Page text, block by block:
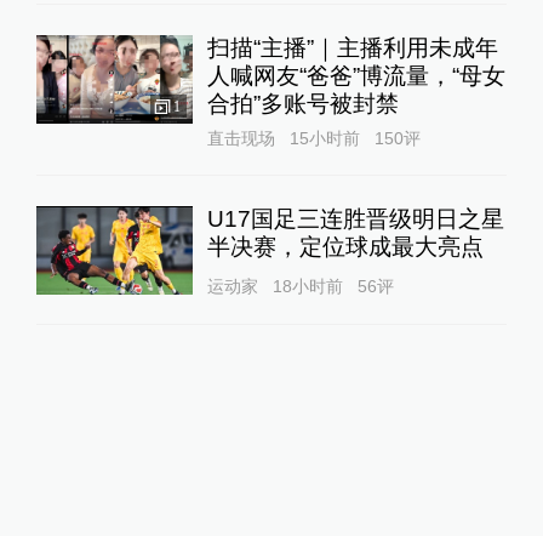
1
扫描“主播”｜主播利用未成年
人喊网友“爸爸”博流量，“母女
合拍”多账号被封禁
直击现场 15小时前 150评
U17国足三连胜晋级明日之星
半决赛，定位球成最大亮点
运动家 18小时前 56评